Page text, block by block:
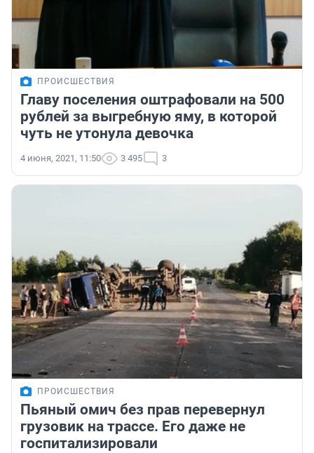
ПРОИСШЕСТВИЯ
Главу поселения оштрафовали на 500
рублей за выгребную яму, в которой
чуть не утонула девочка
4 июня, 2021, 11:50 3 495 3
ПРОИСШЕСТВИЯ
Пьяный омич без прав перевернул
грузовик на трассе. Его даже не
госпитализировали